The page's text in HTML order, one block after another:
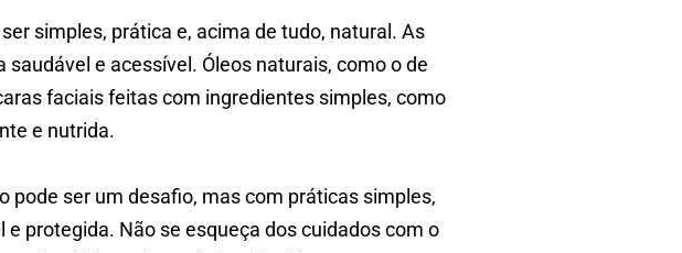
simples, prática e, acima de tudo, natural. As
e acessível. Óleos naturais, como o de
faciais feitas com ingredientes simples, como
e nutrida.
pode ser um desafio, mas com práticas simples,
protegida. Não se esqueça dos cuidados com o